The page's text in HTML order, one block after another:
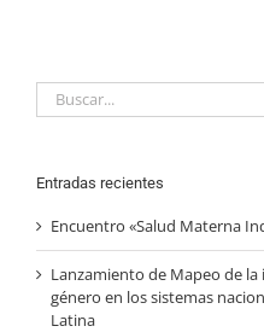
Buscar:
Entradas recientes
Encuentro «Salud Materna
Lanzamiento de Mapeo de
género en los sistemas
Latina